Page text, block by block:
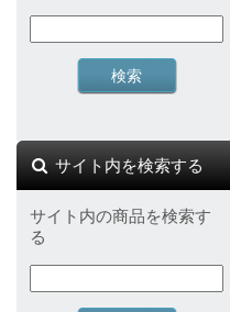
サイト内を検索する
サイト内の商品を検索す
る